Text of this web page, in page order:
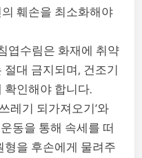
훼손을 최소화해야
엽수림은 화재에 취약
대 금지되며, 건조기
확인해야 합니다.
레기 되가져오기’와
동을 통해 속세를 떠
형을 후손에게 물려주